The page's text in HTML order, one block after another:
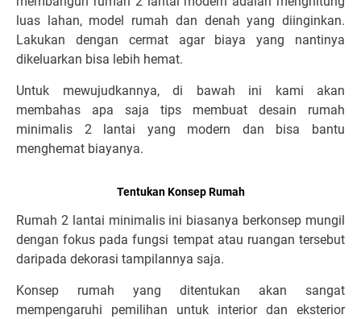
luas lahan, model rumah dan denah yang diinginkan.
Lakukan dengan cermat agar biaya yang nantinya
dikeluarkan bisa lebih hemat.
Untuk mewujudkannya, di bawah ini kami akan
membahas apa saja tips membuat desain rumah
minimalis 2 lantai yang modern dan bisa bantu
menghemat biayanya.
Tentukan Konsep Rumah
Rumah 2 lantai minimalis ini biasanya berkonsep mungil
dengan fokus pada fungsi tempat atau ruangan tersebut
daripada dekorasi tampilannya saja.
Konsep rumah yang ditentukan akan sangat
mempengaruhi pemilihan untuk interior dan eksterior